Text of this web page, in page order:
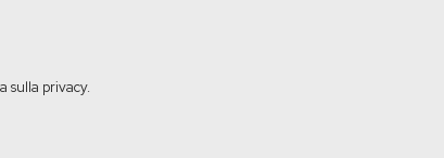
sulla privacy.